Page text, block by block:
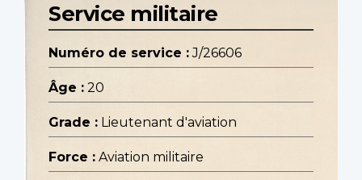
Service militaire
Numéro de service : J/26606
Âge : 20
Grade : Lieutenant d'aviation
Force : Aviation militaire